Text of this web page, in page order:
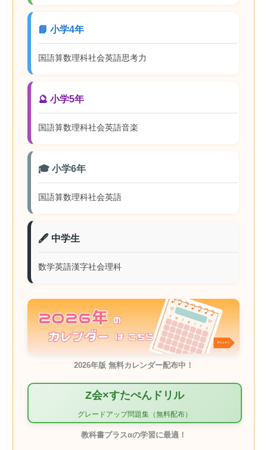
📘 小学4年
国語算数理科社会英語思考力
🔮 小学5年
国語算数理科社会英語音楽
🎓 小学6年
国語算数理科社会英語
🖋️ 中学生
数学英語漢字社会理科
2026年版 無料カレンダー配布中！
Z会×すたぺんドリル
グレードアップ問題集（無料配布）
教科書プラスαの学習に最適！